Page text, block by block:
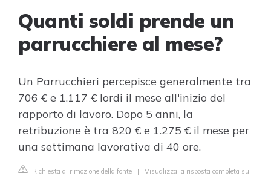
Quanti soldi prende un
parrucchiere al mese?
Un Parrucchieri percepisce generalmente tra
706 € e 1.117 € lordi il mese all'inizio del
rapporto di lavoro. Dopo 5 anni, la
retribuzione è tra 820 € e 1.275 € il mese per
una settimana lavorativa di 40 ore.
Richiesta di rimozione della fonte | Visualizza la risposta completa su